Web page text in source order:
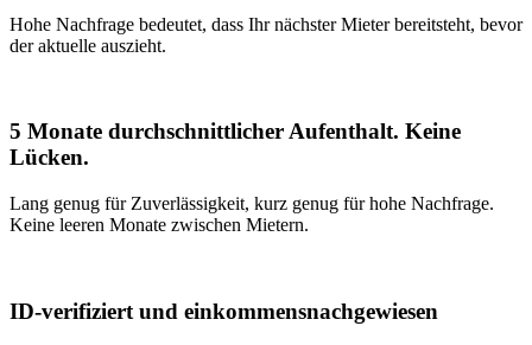
Hohe Nachfrage bedeutet, dass Ihr nächster Mieter bereitsteht, bevor
der aktuelle auszieht.
5 Monate durchschnittlicher Aufenthalt. Keine
Lücken.
Lang genug für Zuverlässigkeit, kurz genug für hohe Nachfrage.
Keine leeren Monate zwischen Mietern.
ID-verifiziert und einkommensnachgewiesen